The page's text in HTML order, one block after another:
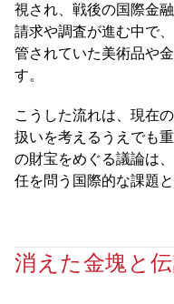
視され、戦後の国際金
請求や調査が進む中で
管されていた美術品や
す。
こうした流れは、現在
扱いを考えるうえでも
の財宝をめぐる議論は
任を問う国際的な課題
消えた金塊と